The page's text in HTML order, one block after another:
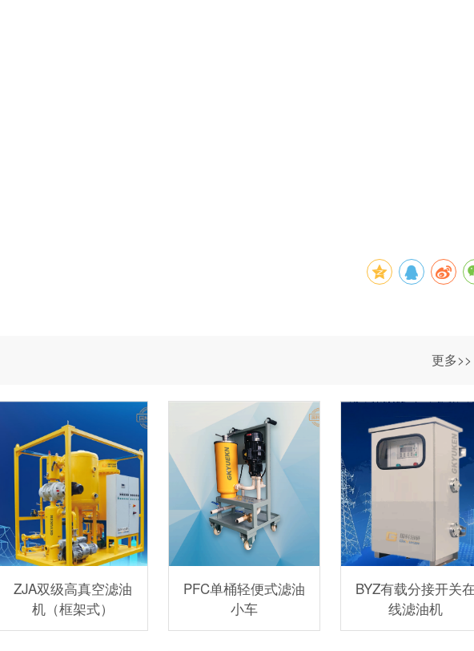
更多>>
ZJA双级高真空滤油
机（框架式）
PFC单桶轻便式滤油
小车
BYZ有载分接开关
线滤油机